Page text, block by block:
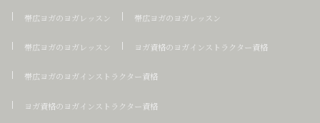
帯広ヨガのヨガレッスン 帯広ヨガのヨガレッスン
帯広ヨガのヨガレッスン ヨガ資格のヨガインストラクター資格
帯広ヨガのヨガインストラクター資格
ヨガ資格のヨガインストラクター資格